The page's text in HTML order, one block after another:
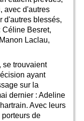
avec d'autres
d'autres blessés,
Céline Besret,
Laclau,
se trouvaient
ayant
sur la
dernier : Adeline
Avec leurs
de